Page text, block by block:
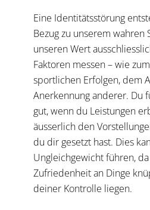
Eine Identitätsstörung
Bezug zu unserem wahren
unseren Wert
Faktoren messen – wie
sportlichen Erfolgen, dem
Anerkennung anderer. Du
gut, wenn du Leistungen
äusserlich den
du dir gesetzt hast. Dies
Ungleichgewicht führen,
Zufriedenheit an Dinge
deiner Kontrolle liegen.